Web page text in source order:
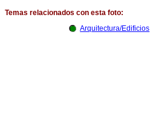
Temas relacionados con esta foto:
Arquitectura/Edificios